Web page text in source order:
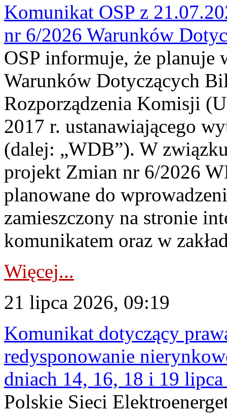
Komunikat OSP z
nr 6/2026 Warunków
OSP informuje, że planuje
Warunków Dotyczących
Rozporządzenia Komisji
2017 r. ustanawiającego
(dalej: „WDB”). W
projekt Zmian nr 6/2026
planowane do
zamieszczony na stronie
komunikatem oraz w
Więcej...
21 lipca 2026, 09:19
Komunikat dotyczący
redysponowanie
dniach 14, 16, 18 i 19
Polskie Sieci